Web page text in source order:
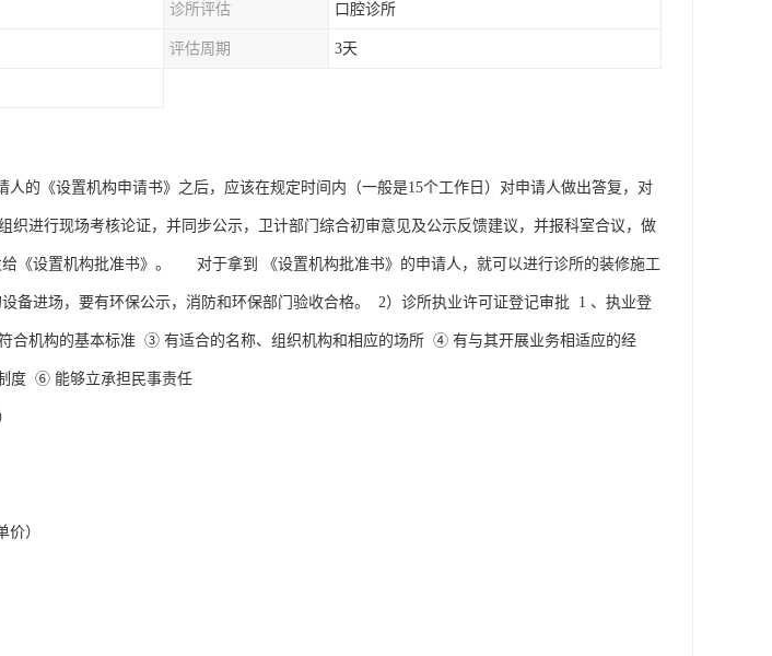
诊所评估 口腔诊所
评估周期 3天
《设置机构申请书》之后，应该在规定时间内（一般是15个工作日）对申请人做出答复，对
进行现场考核论证，并同步公示，卫计部门综合初审意见及公示反馈建议，并报科室合议，做
《设置机构批准书》。 对于拿到 《设置机构批准书》的申请人，就可以进行诊所的装修施工
备进场，要有环保公示，消防和环保部门验收合格。 2）诊所执业许可证登记审批 1 、执业登
机构的基本标准 ③ 有适合的名称、组织机构和相应的场所 ④ 有与其开展业务相适应的经
度 ⑥ 能够立承担民事责任
）